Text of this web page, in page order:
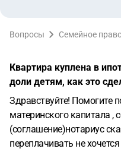
Вопросы Семейное
Квартира куплена в
доли детям, как это
Здравствуйте! Помогите
материнского капитала ,
(соглашение)нотариус
переплачивать не